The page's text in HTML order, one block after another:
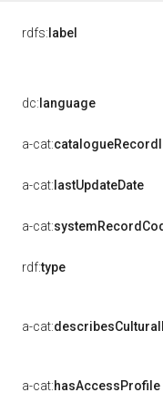
rdfs: label
dc: language
a-cat:
a-cat: lastUpdateDate
a-cat:
rdf:type
a-cat:
a-cat:hasAccessProfile